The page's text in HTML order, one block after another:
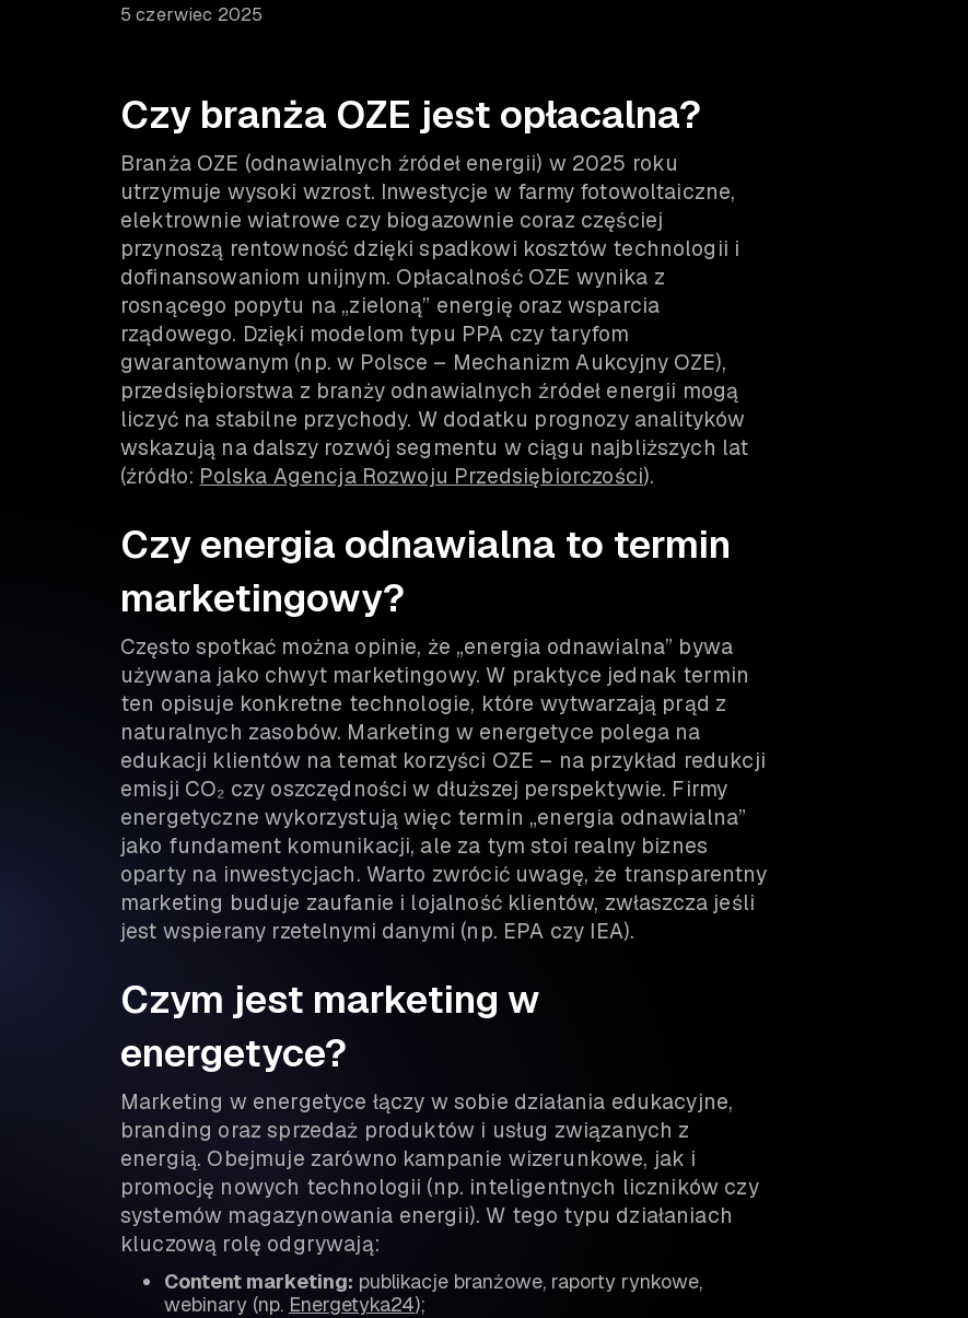
5 czerwiec 2025
Czy branża OZE jest opłacalna?
Branża OZE (odnawialnych źródeł energii) w 2025 roku
utrzymuje wysoki wzrost. Inwestycje w farmy fotowoltaiczne,
elektrownie wiatrowe czy biogazownie coraz częściej
przynoszą rentowność dzięki spadkowi kosztów technologii i
dofinansowaniom unijnym. Opłacalność OZE wynika z
rosnącego popytu na „zieloną” energię oraz wsparcia
rządowego. Dzięki modelom typu PPA czy taryfom
gwarantowanym (np. w Polsce – Mechanizm Aukcyjny OZE),
przedsiębiorstwa z branży odnawialnych źródeł energii mogą
liczyć na stabilne przychody. W dodatku prognozy analityków
wskazują na dalszy rozwój segmentu w ciągu najbliższych lat
(źródło: Polska Agencja Rozwoju Przedsiębiorczości).
Czy energia odnawialna to termin
marketingowy?
Często spotkać można opinie, że „energia odnawialna” bywa
używana jako chwyt marketingowy. W praktyce jednak termin
ten opisuje konkretne technologie, które wytwarzają prąd z
naturalnych zasobów. Marketing w energetyce polega na
edukacji klientów na temat korzyści OZE – na przykład redukcji
emisji CO₂ czy oszczędności w dłuższej perspektywie. Firmy
energetyczne wykorzystują więc termin „energia odnawialna”
jako fundament komunikacji, ale za tym stoi realny biznes
oparty na inwestycjach. Warto zwrócić uwagę, że transparentny
marketing buduje zaufanie i lojalność klientów, zwłaszcza jeśli
jest wspierany rzetelnymi danymi (np. EPA czy IEA).
Czym jest marketing w
energetyce?
Marketing w energetyce łączy w sobie działania edukacyjne,
branding oraz sprzedaż produktów i usług związanych z
energią. Obejmuje zarówno kampanie wizerunkowe, jak i
promocję nowych technologii (np. inteligentnych liczników czy
systemów magazynowania energii). W tego typu działaniach
kluczową rolę odgrywają:
Content marketing: publikacje branżowe, raporty rynkowe,
webinary (np. Energetyka24);